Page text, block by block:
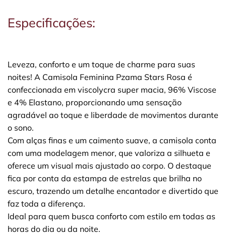
Especificações:
Leveza, conforto e um toque de charme para suas
noites! A Camisola Feminina Pzama Stars Rosa é
confeccionada em viscolycra super macia, 96% Viscose
e 4% Elastano, proporcionando uma sensação
agradável ao toque e liberdade de movimentos durante
o sono.
Com alças finas e um caimento suave, a camisola conta
com uma modelagem menor, que valoriza a silhueta e
oferece um visual mais ajustado ao corpo. O destaque
fica por conta da estampa de estrelas que brilha no
escuro, trazendo um detalhe encantador e divertido que
faz toda a diferença.
Ideal para quem busca conforto com estilo em todas as
horas do dia ou da noite.